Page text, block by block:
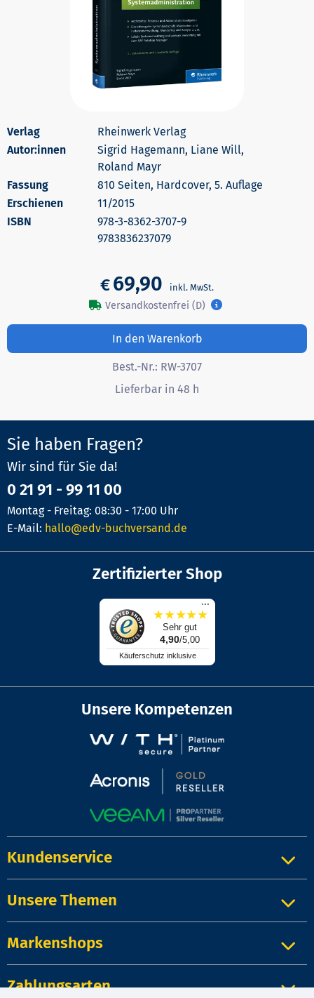
Rheinwerk Verlag
Autor:innen
Sigrid Hagemann, Liane Will,
Roland Mayr
810 Seiten, Hardcover, 5. Auflage
Erschienen
11/2015
978-3-8362-3707-9
9783836237079
€69,90
Versandkostenfrei (D)
In den Warenkorb
Best.-Nr.: RW-3707
Lieferbar in 48 h
Sie haben Fragen?
Wir sind für Sie da!
0 21 91 - 99 11 00
Montag - Freitag: 08:30 - 17:00 Uhr
E-Mail: hallo@edv-buchversand.de
Zertifizierter Shop
...
★★★★★
Sehr gut
4,90/5,00
Käuferschutz inklusive
Unsere Kompetenzen
Kundenservice
Unsere Themen
Markenshops
Zahlungsarten